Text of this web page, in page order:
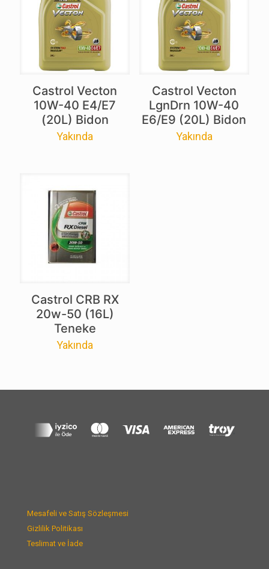
Castrol Vecton
10W-40 E4/E7
(20L) Bidon
Yakında
Castrol Vecton
LgnDrn 10W-40
E6/E9 (20L) Bidon
Yakında
Castrol CRB RX
20w-50 (16L)
Teneke
Yakında
Mesafeli ve Satış Sözleşmesi
Gizlilik Politikası
Teslimat ve İade